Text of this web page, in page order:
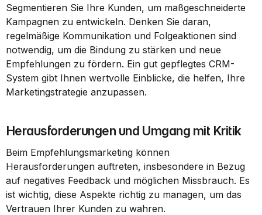
Segmentieren Sie Ihre Kunden, um maßgeschneiderte
Kampagnen zu entwickeln. Denken Sie daran,
regelmäßige Kommunikation und Folgeaktionen sind
notwendig, um die Bindung zu stärken und neue
Empfehlungen zu fördern. Ein gut gepflegtes CRM-
System gibt Ihnen wertvolle Einblicke, die helfen, Ihre
Marketingstrategie anzupassen.
Herausforderungen und Umgang mit Kritik
Beim Empfehlungsmarketing können
Herausforderungen auftreten, insbesondere in Bezug
auf negatives Feedback und möglichen Missbrauch. Es
ist wichtig, diese Aspekte richtig zu managen, um das
Vertrauen Ihrer Kunden zu wahren.